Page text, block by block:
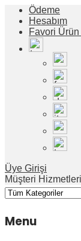
Ödeme
Hesabım
Favori
Üye Girişi
Müşteri
Menu